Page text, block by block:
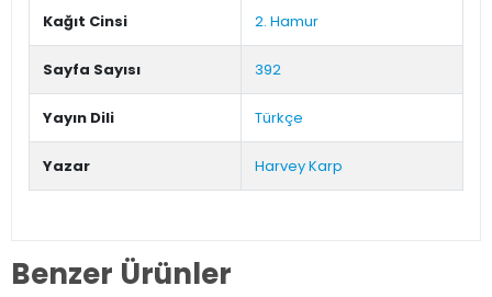
Kağıt Cinsi 2. Hamur
Sayfa Sayısı 392
Yayın Dili Türkçe
Yazar Harvey Karp
Benzer Ürünler